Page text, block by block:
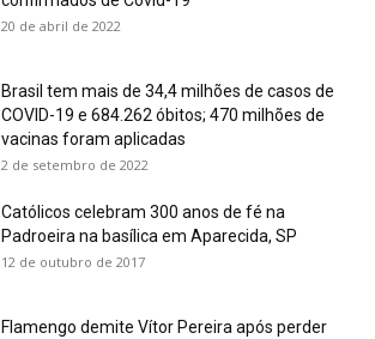
20 de abril de 2022
Brasil tem mais de 34,4 milhões de casos de
COVID-19 e 684.262 óbitos; 470 milhões de
vacinas foram aplicadas
2 de setembro de 2022
Católicos celebram 300 anos de fé na
Padroeira na basílica em Aparecida, SP
12 de outubro de 2017
Flamengo demite Vítor Pereira após perder